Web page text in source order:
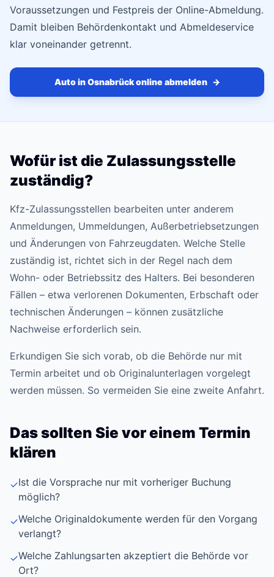
Voraussetzungen und Festpreis der Online-Abmeldung.
Damit bleiben Behördenkontakt und Abmeldeservice
klar voneinander getrennt.
Auto in Osnabrück online abmelden →
Wofür ist die Zulassungsstelle
zuständig?
Kfz-Zulassungsstellen bearbeiten unter anderem
Anmeldungen, Ummeldungen, Außerbetriebsetzungen
und Änderungen von Fahrzeugdaten. Welche Stelle
zuständig ist, richtet sich in der Regel nach dem
Wohn- oder Betriebssitz des Halters. Bei besonderen
Fällen – etwa verlorenen Dokumenten, Erbschaft oder
technischen Änderungen – können zusätzliche
Nachweise erforderlich sein.
Erkundigen Sie sich vorab, ob die Behörde nur mit
Termin arbeitet und ob Originalunterlagen vorgelegt
werden müssen. So vermeiden Sie eine zweite Anfahrt.
Das sollten Sie vor einem Termin
klären
✓Ist die Vorsprache nur mit vorheriger Buchung
möglich?
✓Welche Originaldokumente werden für den Vorgang
verlangt?
✓Welche Zahlungsarten akzeptiert die Behörde vor
Ort?